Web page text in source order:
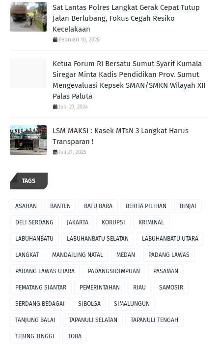
Sat Lantas Polres Langkat Gerak Cepat Tutup
Jalan Berlubang, Fokus Cegah Resiko
Kecelakaan
Februari 10, 2026
Ketua Forum RI Bersatu Sumut Syarif Kumala
Siregar Minta Kadis Pendidikan Prov. Sumut
Mengevaluasi Kepsek SMAN/SMKN Wilayah XII
Palas Paluta
Juni 23, 2024
LSM MAKSI : Kasek MTsN 3 Langkat Harus
Transparan !
Juli 21, 2025
TAGS
ASAHAN BANTEN BATU BARA BERITA PILIHAN BINJAI
DELI SERDANG JAKARTA KORUPSI KRIMINAL
LABUHANBATU LABUHANBATU SELATAN LABUHANBATU UTARA
LANGKAT MANDAILING NATAL MEDAN PADANG LAWAS
PADANG LAWAS UTARA PADANGSIDIMPUAN PASAMAN
PEMATANG SIANTAR PEMERINTAHAN RIAU SAMOSIR
SERDANG BEDAGAI SIBOLGA SIMALUNGUN
TANJUNG BALAI TAPANULI SELATAN TAPANULI TENGAH
TEBING TINGGI TOBA